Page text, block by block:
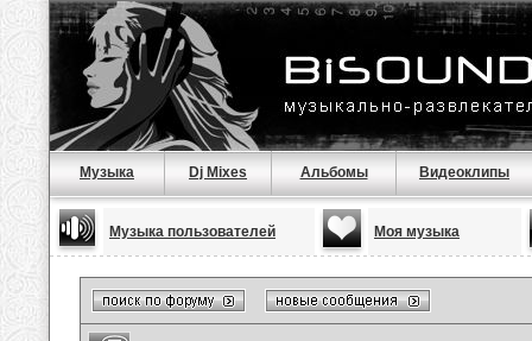
Музыка Dj Mixes Альбомы Видеоклипы
Музыка пользователей Моя музыка